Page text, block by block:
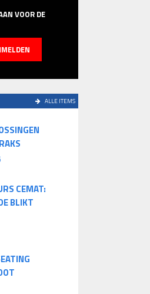
VOOR DE
ALLE ITEMS
CEMAT:
BLIKT